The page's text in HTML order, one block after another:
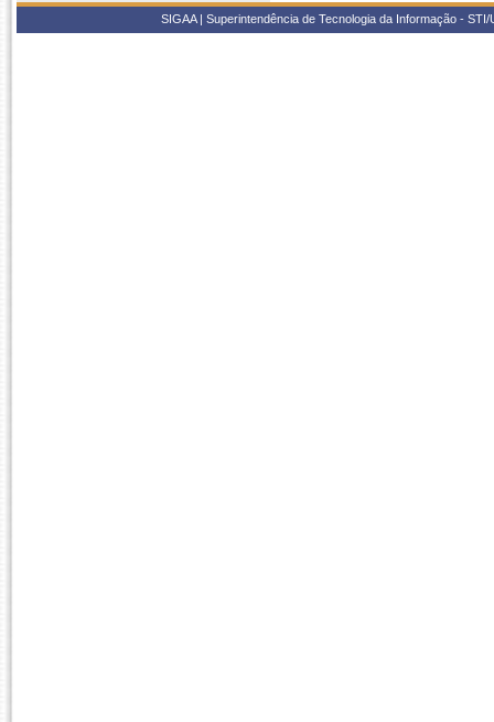
SIGAA | Superintendência de Tecnologia da Informação -